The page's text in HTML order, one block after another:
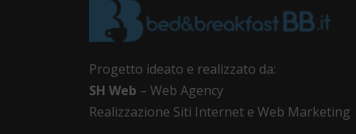
Progetto ideato e realizzato da:
SH Web – Web Agency
Realizzazione Siti Internet e Web Marketing